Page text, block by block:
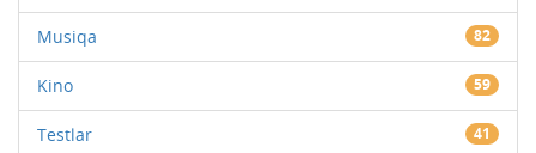
Musiqa 82
Kino 59
Testlar 41